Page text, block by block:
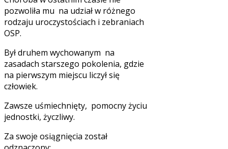
pozwoliła mu na udział w różnego
rodzaju uroczystościach i zebraniach
OSP.
Był druhem wychowanym na
zasadach starszego pokolenia, gdzie
na pierwszym miejscu liczył się
człowiek.
Zawsze uśmiechnięty, pomocny życiu
jednostki, życzliwy.
Za swoje osiągnięcia został